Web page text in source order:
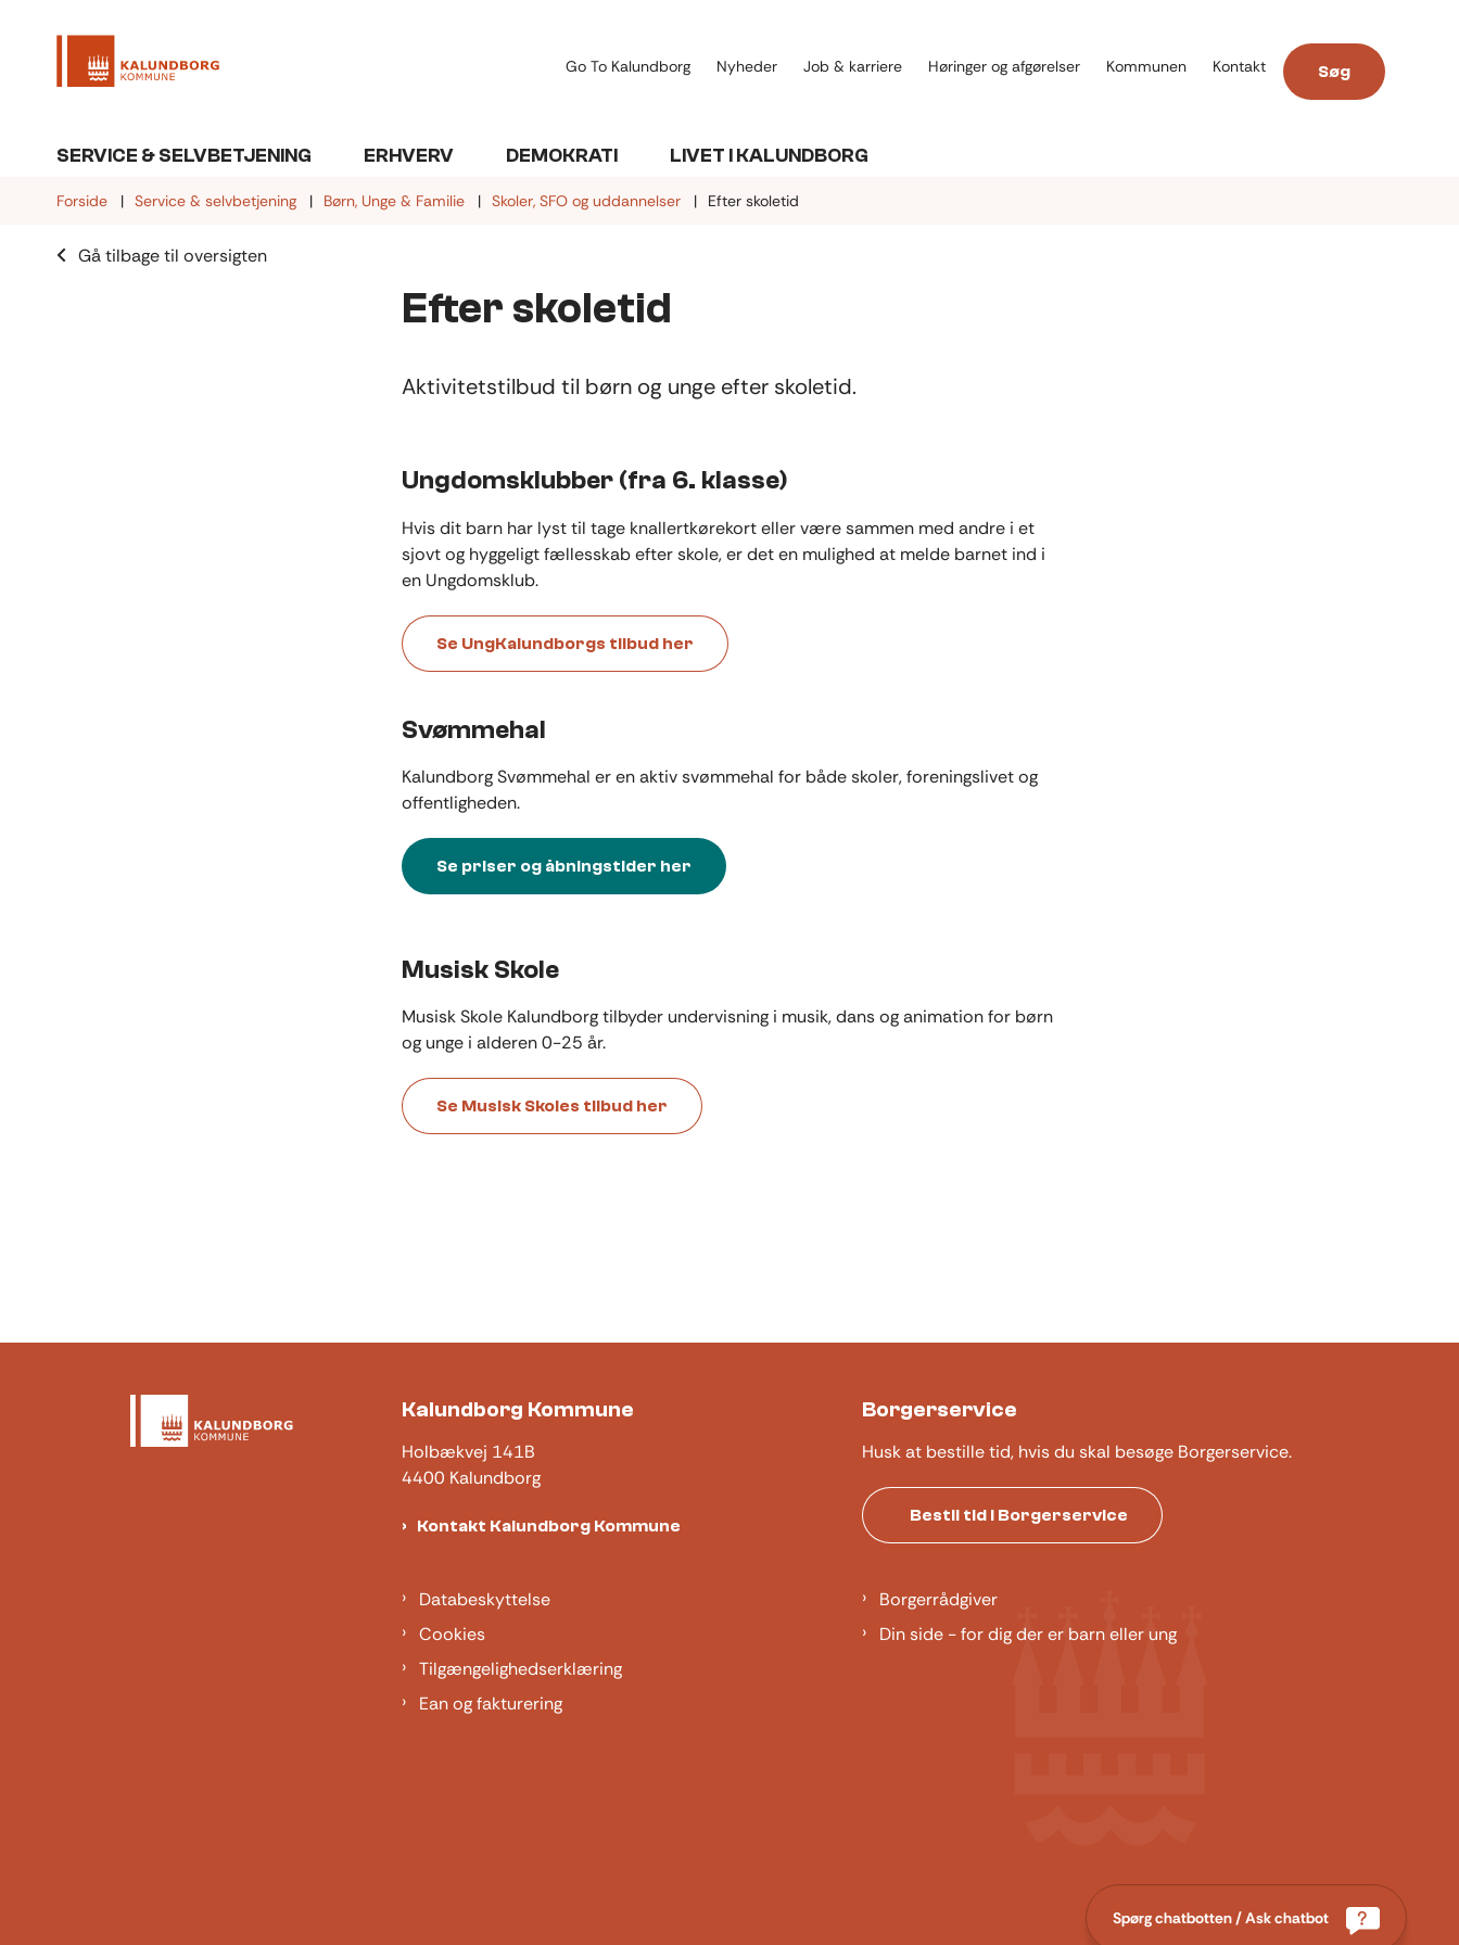
Go To Kalundborg Nyheder Job & karriere Høringer og afgørelser Kommunen Kontakt Søg
SERVICE & SELVBETJENING ERHVERV DEMOKRATI LIVET I KALUNDBORG
Forside Service & selvbetjening Børn, Unge & Familie Skoler, SFO og uddannelser Efter skoletid
Gå tilbage til oversigten
Efter skoletid
Aktivitetstilbud til børn og unge efter skoletid.
Ungdomsklubber (fra 6. klasse)
Hvis dit barn har lyst til tage knallertkørekort eller være sammen med andre i et
sjovt og hyggeligt fællesskab efter skole, er det en mulighed at melde barnet ind i
en Ungdomsklub.
Se UngKalundborgs tilbud her
Svømmehal
Kalundborg Svømmehal er en aktiv svømmehal for både skoler, foreningslivet og
offentligheden.
Se priser og åbningstider her
Musisk Skole
Musisk Skole Kalundborg tilbyder undervisning i musik, dans og animation for børn
og unge i alderen 0-25 år.
Se Musisk Skoles tilbud her
Kalundborg Kommune
Holbækvej 141B
4400 Kalundborg
Kontakt Kalundborg Kommune
Borgerservice
Husk at bestille tid, hvis du skal besøge Borgerservice.
Bestil tid i Borgerservice
Databeskyttelse
Cookies
Tilgængelighedserklæring
Ean og fakturering
Borgerrådgiver
Din side - for dig der er barn eller ung
Spørg chatbotten / Ask chatbot